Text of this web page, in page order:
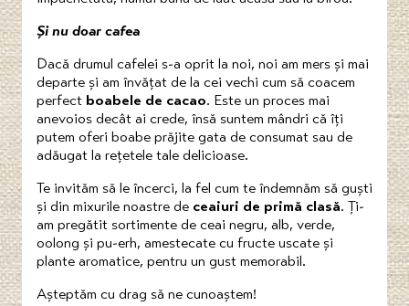
Și nu doar cafea
Dacă drumul cafelei s-a oprit la noi, noi am mers și mai
departe și am învățat de la cei vechi cum să coacem
perfect boabele de cacao. Este un proces mai
anevoios decât ai crede, însă suntem mândri că îți
putem oferi boabe prăjite gata de consumat sau de
adăugat la rețetele tale delicioase.
Te invităm să le încerci, la fel cum te îndemnăm să guști
și din mixurile noastre de ceaiuri de primă clasă. Ți-
am pregătit sortimente de ceai negru, alb, verde,
oolong și pu-erh, amestecate cu fructe uscate și
plante aromatice, pentru un gust memorabil.
Așteptăm cu drag să ne cunoaștem!